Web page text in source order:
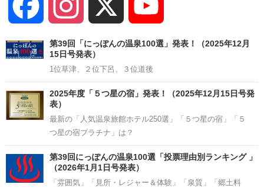
Facebook Instagram
Channel
第39回「にっぽんの温泉100選」発表！（2025年12月
15日号発表）
1位草津、２位下呂、３位道後
2025年度「５つ星の宿」発表！（2025年12月15日号発
表）
最新の「人気温泉旅館ホテル250選」「５つ星の宿」「５
つ星の宿プラチナ」は？
第39回にっぽんの温泉100選「投票理由別ランキング 」
（2026年1月1日号発表）
「雰囲気」「見所・レジャー＆体験」「泉質」「郷土料